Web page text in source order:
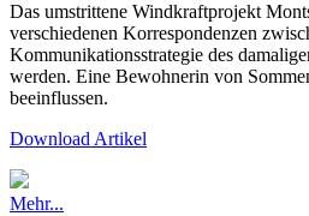
Das umstrittene Windkraftprojekt
verschiedenen Korrespondenzen
Kommunikationsstrategie des
werden. Eine Bewohnerin von
beeinflussen.
Download Artikel
Mehr...